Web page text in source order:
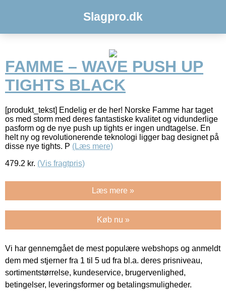
Slagpro.dk
FAMME – WAVE PUSH UP
TIGHTS BLACK
[produkt_tekst] Endelig er de her! Norske Famme har taget
os med storm med deres fantastiske kvalitet og vidunderlige
pasform og de nye push up tights er ingen undtagelse. En
helt ny og revolutionerende teknologi ligger bag designet på
disse nye tights. P (Læs mere)
479.2 kr. (Vis fragtpris)
Læs mere »
Køb nu »
Vi har gennemgået de mest populære webshops og anmeldt
dem med stjerner fra 1 til 5 ud fra bl.a. deres prisniveau,
sortimentstørrelse, kundeservice, brugervenlighed,
betingelser, leveringsformer og betalingsmuligheder.